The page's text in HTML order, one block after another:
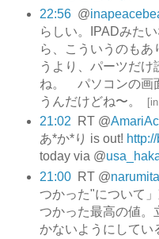
22:56 @
らしい。IPADみた
ら、こういうのもあ
うより、パーツだ
ね。 パソコンの画
うんだけどね〜。
[
21:02 RT @
あ*か*り is out!
today via @
21:00
RT @narumita
つかった"について
つかった最高の値。
かないようにしてい